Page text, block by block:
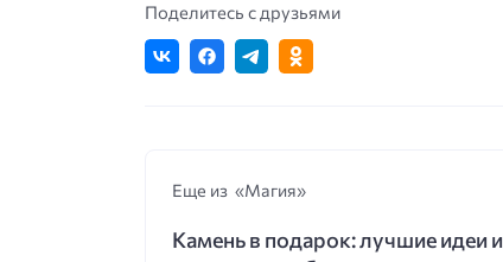
Поделитесь с друзьями
Еще из «Магия»
Камень в подарок: лучшие идеи и